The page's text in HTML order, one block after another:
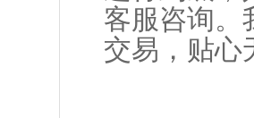
客服咨询。
交易，贴心